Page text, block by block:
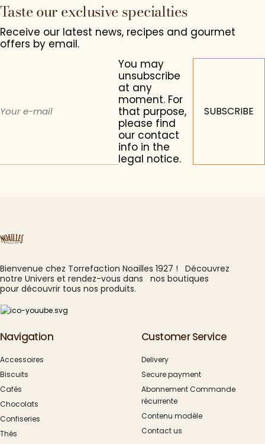
Taste our exclusive specialties
Receive our latest news, recipes and gourmet
offers by email.
You may
unsubscribe
at any
moment. For
that purpose,
please find
our contact
info in the
legal notice.
Bienvenue chez Torrefaction Noailles 1927 ! Découvrez
notre Univers et rendez-vous dans nos boutiques
pour découvrir tous nos produits.
Navigation
Accessoires
Biscuits
Cafés
Chocolats
Confiseries
Thés
Customer Service
Delivery
Secure payment
Abonnement Commande
récurrente
Contenu modèle
Contact us